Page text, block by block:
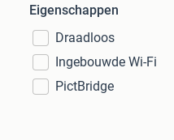
Eigenschappen
Draadloos
Ingebouwde Wi-Fi
PictBridge